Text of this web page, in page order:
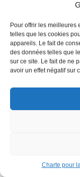
Pour offrir les meilleures
telles que les cookies
appareils. Le fait de
des données telles que
sur ce site. Le fait de ne
avoir un effet négatif sur
Charte pour
© ALL RIGHTS